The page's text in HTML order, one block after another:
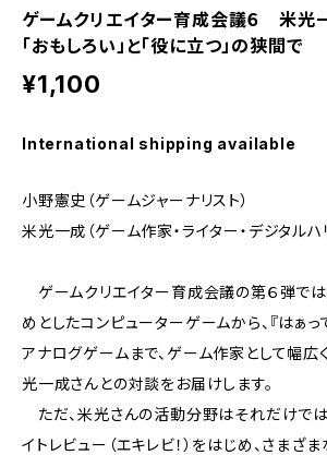
ゲームクリエイター育成会議６ 米光一
「おもしろい」と「役に立つ」の狭間で
¥1,100
International shipping available
小野憲史（ゲームジャーナリスト）
米光一成（ゲーム作家・ライター・デジタルハ
ゲームクリエイター育成会議の第６弾では
めとしたコンピューターゲームから、『はぁ
アナログゲームまで、ゲーム作家として幅広
光一成さんとの対談をお届けします。
ただ、米光さんの活動分野はそれだけでは
イトレビュー（エキレビ！）をはじめ、さまざ